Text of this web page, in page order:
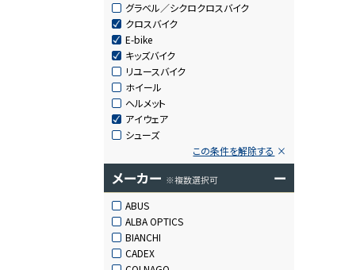
グラベル／シクロクロスバイク
クロスバイク
E-bike
キッズバイク
リユースバイク
ホイール
ヘルメット
アイウェア
シューズ
この条件を解除する
メーカー ※複数選択可 ー
ABUS
ALBA OPTICS
BIANCHI
CADEX